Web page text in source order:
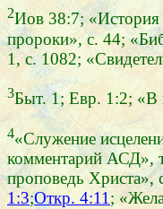
2Иов 38:7; «История
пророки», с. 44;
1, с. 1082;
3Быт. 1; Евр. 1:2; «В
4«Служение
комментарий АСД»,
проповедь Христа»,
1:3;Откр. 4:11;